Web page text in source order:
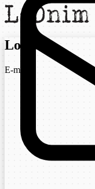
Login
E-mail